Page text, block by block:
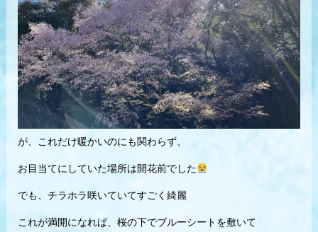
が、これだけ暖かいのにも関わらず、
お目当てにしていた場所は開花前でした
でも、チラホラ咲いていてすごく綺麗
これが満開になれば、桜の下でブルーシートを敷いて